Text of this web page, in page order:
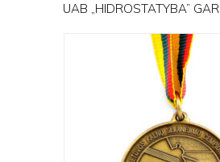
UAB „HIDROSTATYBA”